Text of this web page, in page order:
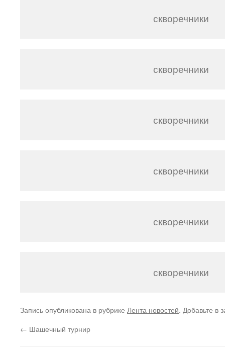
скворечники
скворечники
скворечники
скворечники
скворечники
скворечники
Запись опубликована в рубрике Лента новостей. Добавьте в
← Шашечный турнир